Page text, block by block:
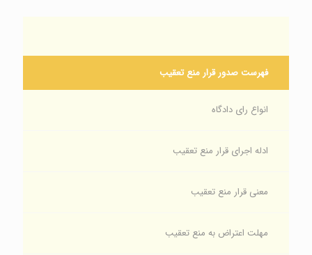
فهرست صدور قرار منع تعقیب
انواع رای دادگاه
ادله اجرای قرار منع تعقیب
معنی قرار منع تعقیب
مهلت اعتراض به منع تعقیب